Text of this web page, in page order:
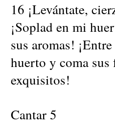
16 ¡Levántate,
¡Soplad en mi
sus aromas!
huerto y coma sus
exquisitos!
Cantar 5